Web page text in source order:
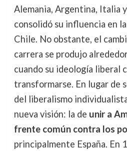
Alemania, Argentina, Italia
consolidó su influencia en
Chile. No obstante, el
carrera se produjo
cuando su ideología liberal
transformarse. En lugar de
del liberalismo
nueva visión: la de unir a
frente común contra los
principalmente España. En